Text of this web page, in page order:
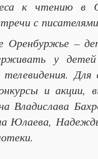
к чтению в
с
Оренбуржье –
у детей
Для
и акции,
Владислава
Юлаева, Надежды